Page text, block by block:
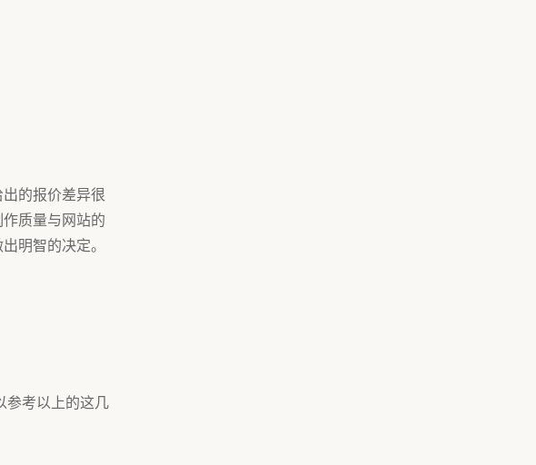
的报价差异很
质量与网站的
明智的决定。
参考以上的这几